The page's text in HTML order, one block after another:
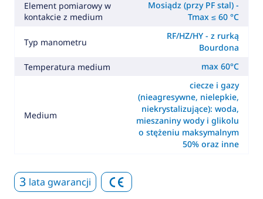
Element pomiarowy w
kontakcie z medium
Mosiądz (przy PF stal) -
Tmax ≤ 60 °C
Typ manometru
RF/HZ/HY - z rurką
Bourdona
Temperatura medium
max 60°C
Medium
ciecze i gazy
(nieagresywne, nielepkie,
niekrystalizujące): woda,
mieszaniny wody i glikolu
o stężeniu maksymalnym
50% oraz inne
3 lata gwarancji